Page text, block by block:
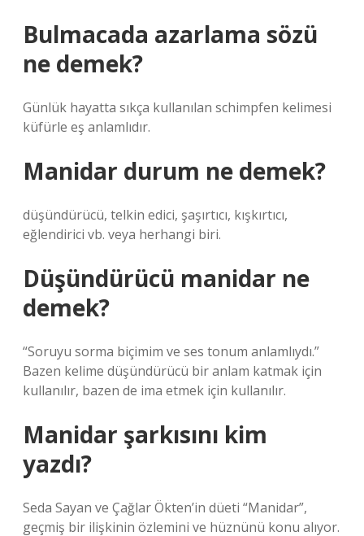
Bulmacada azarlama sözü
ne demek?
Günlük hayatta sıkça kullanılan schimpfen kelimesi
küfürle eş anlamlıdır.
Manidar durum ne demek?
düşündürücü, telkin edici, şaşırtıcı, kışkırtıcı,
eğlendirici vb. veya herhangi biri.
Düşündürücü manidar ne
demek?
“Soruyu sorma biçimim ve ses tonum anlamlıydı.”
Bazen kelime düşündürücü bir anlam katmak için
kullanılır, bazen de ima etmek için kullanılır.
Manidar şarkısını kim
yazdı?
Seda Sayan ve Çağlar Ökten’in düeti “Manidar”,
geçmiş bir ilişkinin özlemini ve hüznünü konu alıyor.